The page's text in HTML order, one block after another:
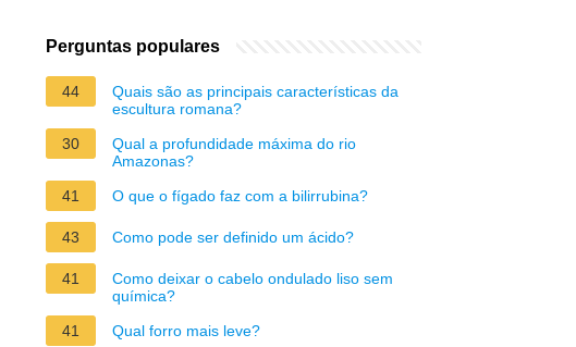
Perguntas populares
44
Quais são as principais características da
escultura romana?
30
Qual a profundidade máxima do rio
Amazonas?
41
O que o fígado faz com a bilirrubina?
43 Como pode ser definido um ácido?
41
Como deixar o cabelo ondulado liso sem
química?
41
Qual forro mais leve?